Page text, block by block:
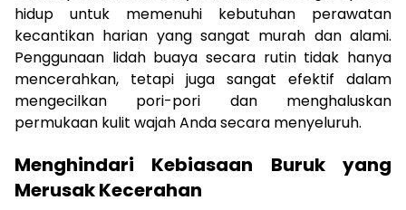
hidup untuk memenuhi kebutuhan perawatan
kecantikan harian yang sangat murah dan alami.
Penggunaan lidah buaya secara rutin tidak hanya
mencerahkan, tetapi juga sangat efektif dalam
mengecilkan pori-pori dan menghaluskan
permukaan kulit wajah Anda secara menyeluruh.
Menghindari Kebiasaan Buruk yang
Merusak Kecerahan